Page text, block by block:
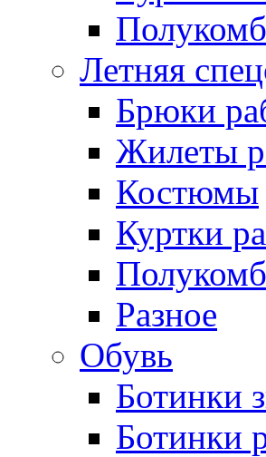
Летняя
Брюки
Жилеты
Костюмы
Куртки
Разное
Обувь
Ботинки
Ботинки